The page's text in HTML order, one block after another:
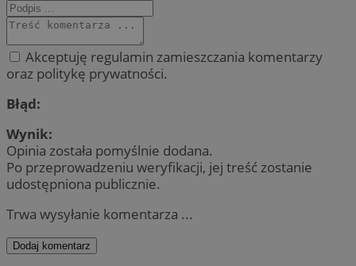
Akceptuję regulamin zamieszczania komentarzy
oraz politykę prywatności.
Błąd:
Wynik:
Opinia została pomyślnie dodana.
Po przeprowadzeniu weryfikacji, jej treść zostanie
udostępniona publicznie.
Trwa wysyłanie komentarza ...
Dodaj komentarz